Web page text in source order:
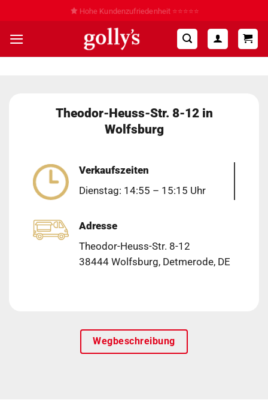
springen
Hohe Kundenzufriedenheit ⭐⭐⭐⭐⭐
Theodor-Heuss-Str. 8-12 in
Wolfsburg
Verkaufszeiten
Dienstag: 14:55 – 15:15 Uhr
Adresse
Theodor-Heuss-Str. 8-12
38444 Wolfsburg, Detmerode, DE
Wegbeschreibung